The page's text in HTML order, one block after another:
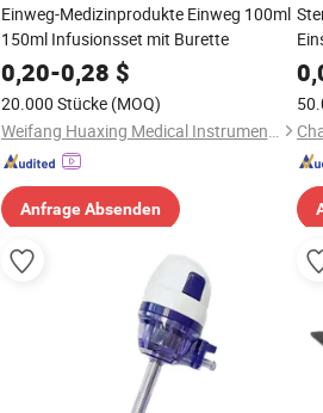
Einweg-Medizinprodukte Einweg 100ml
150ml Infusionsset mit Burette
0,20-0,28 $
20.000 Stücke (MOQ)
Weifang Huaxing Medical Instruments Co., Ltd.
Anfrage Absenden